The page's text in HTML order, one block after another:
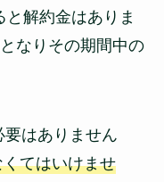
と解約金はありま
なりその期間中の
はありません
てはいけませ